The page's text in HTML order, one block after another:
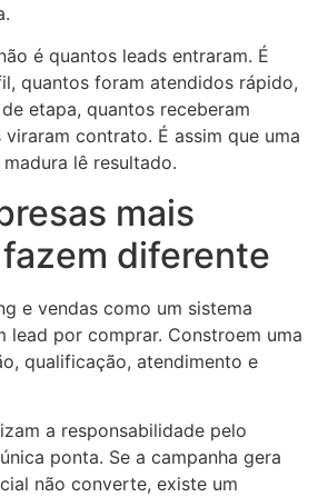
é quantos leads entraram. É
quantos foram atendidos rápido,
etapa, quantos receberam
contrato. É assim que uma
lê resultado.
mais
diferente
e vendas como um sistema
lead por comprar. Constroem uma
qualificação, atendimento e
a responsabilidade pelo
ponta. Se a campanha gera
não converte, existe um